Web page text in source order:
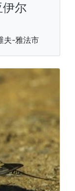
尔
夫-雅法市